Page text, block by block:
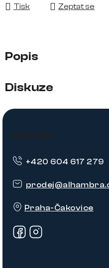
Tisk Zeptat se
Popis
Diskuze
Z
Kontakt
prodej@
Praha-Čakovice
+420 604 617 279